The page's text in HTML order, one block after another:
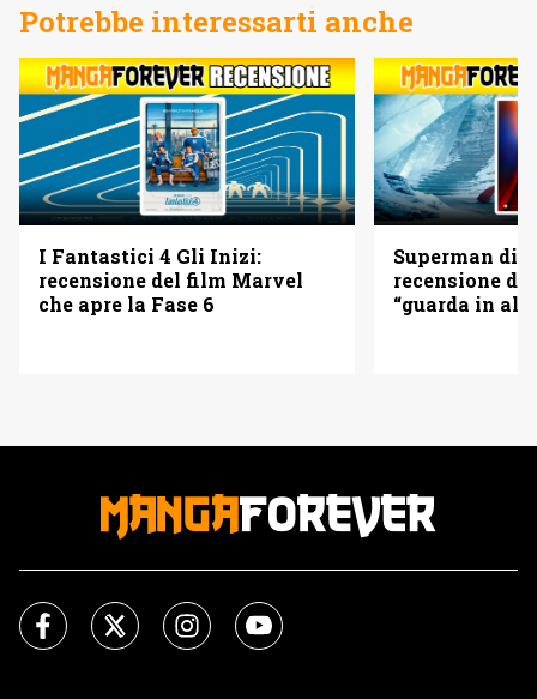
Potrebbe interessarti anche
I Fantastici 4 Gli Inizi:
recensione del film Marvel
che apre la Fase 6
Superman di
recensione
“guarda in